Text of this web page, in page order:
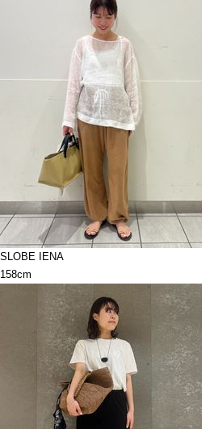
SLOBE IENA
158cm